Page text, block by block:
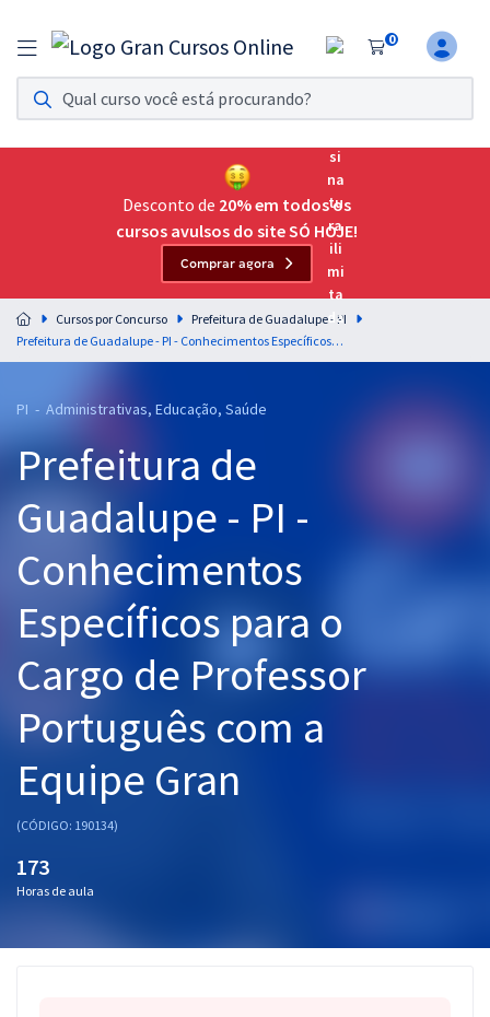
0
Assinatura Ilimitada 11
Acesso a todos os cursos. Teste grátis por 7 dias!
Assinatura OAB Até Passar
Acesso ilimitado a toda preparação para o Exame da
Residências Multiprofissionais
Preparação completa e intensiva para as principais
residências em saúde do Brasil
Cursos 20% OFF
Pós
Graduação
OAB
Questões grátis
Desconto de 20% em todos os
cursos avulsos do site SÓ HOJE!
Comprar agora
Cursos por Concurso
Prefeitura de Guadalupe - PI
Prefeitura de Guadalupe - PI - Conhecimentos Específicos para o Cargo de Professor Português com a Equipe Gran
PI - Administrativas, Educação, Saúde
Prefeitura de
Guadalupe - PI -
Conhecimentos
Específicos para o
Cargo de Professor
Português com a
Equipe Gran
(CÓDIGO: 190134)
173
Horas de aula